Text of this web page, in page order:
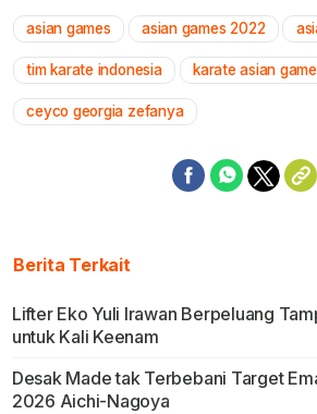
asian games asian games 2022
tim karate indonesia karate asian
ceyco georgia zefanya
Berita Terkait
Lifter Eko Yuli Irawan Berpeluang
untuk Kali Keenam
Desak Made tak Terbebani Target
2026 Aichi-Nagoya